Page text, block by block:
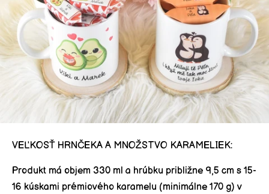
VEĽKOSŤ HRNČEKA A MNOŽSTVO KARAMELIEK:
Produkt má objem 330 ml a hrúbku približne 9,5 cm s 15-
16 kúskami prémiového karamelu (minimálne 170 g) v